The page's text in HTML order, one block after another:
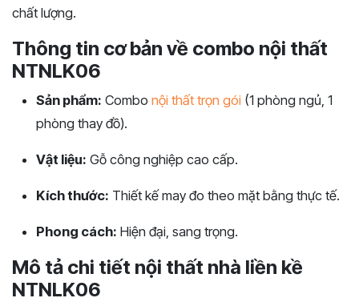
chất lượng.
Thông tin cơ bản về combo nội thất
NTNLK06
Sản phẩm: Combo nội thất trọn gói (1 phòng ngủ, 1
phòng thay đồ).
Vật liệu: Gỗ công nghiệp cao cấp.
Kích thước: Thiết kế may đo theo mặt bằng thực tế.
Phong cách: Hiện đại, sang trọng.
Mô tả chi tiết nội thất nhà liền kề
NTNLK06